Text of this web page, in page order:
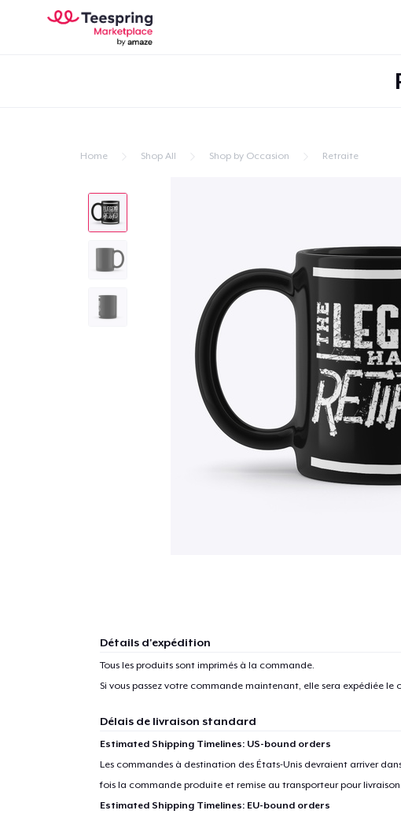
Home Shop All Shop by Occasion Retraite
Détails d'expédition
Tous les produits sont imprimés à la commande.
Si vous passez votre commande maintenant, elle sera expédiée le
Délais de livraison standard
Estimated Shipping Timelines: US-bound orders
Les commandes à destination des États-Unis devraient arriver
fois la commande produite et remise au transporteur pour livraison.
Estimated Shipping Timelines: EU-bound orders